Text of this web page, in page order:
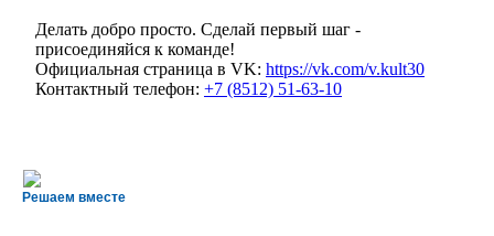
Делать добро просто. Сделай первый шаг -
присоединяйся к команде!
Официальная страница в VK: https://vk.com/v.kult30
Контактный телефон: +7 (8512) 51-63-10
Решаем вместе